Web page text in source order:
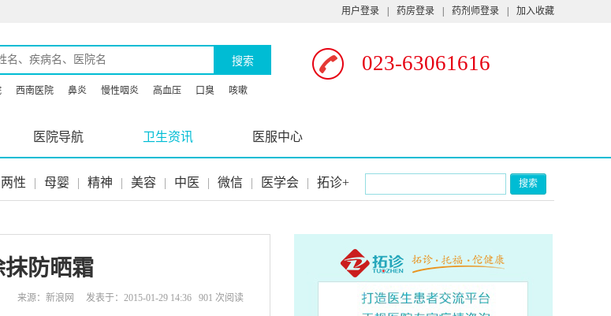
用户登录 药房登录 药剂师登录 加入收藏
搜索 023-63061616
西南医院 鼻炎 慢性咽炎 高血压 口臭 咳嗽
医院导航 卫生资讯 医服中心
两性 | 母婴 | 精神 | 美容 | 中医 | 微信 | 医学会 | 拓诊+ 搜索
防晒霜
来源：新浪网 发表于：2015-01-29 14:36 901 次阅读